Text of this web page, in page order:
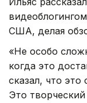
США, делая
«Не особо
когда это
сказал, что
Это